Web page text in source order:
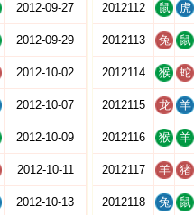
2012-09-27
2012-09-29
2012-10-02
2012-10-07
2012-10-09
2012-10-11
2012-10-13
2012112 鼠 虎
2012113 兔 鼠
2012114 猴 蛇
2012115 龙 羊
2012116 猴 羊
2012117 羊 猪
2012118 兔 鼠